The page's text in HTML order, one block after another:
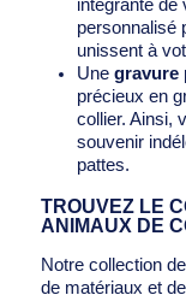
intégrante de
personnalisé
unissent à
Une gravure
précieux en
collier. Ainsi,
souvenir
pattes.
TROUVEZ LE
ANIMAUX DE
Notre collection
de matériaux et